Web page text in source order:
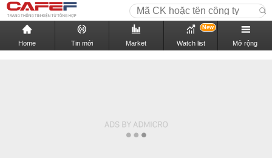
Home Tin mới Market Watch list
New
Mở rộng